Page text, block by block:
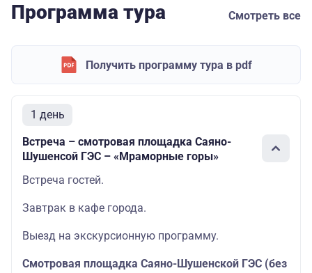
Программа тура Смотреть все
Получить программу тура в pdf
1 день
Встреча – смотровая площадка Саяно-
Шушенсой ГЭС – «Мраморные горы»
Встреча гостей.
Завтрак в кафе города.
Выезд на экскурсионную программу.
Смотровая площадка Саяно-Шушенской ГЭС (без